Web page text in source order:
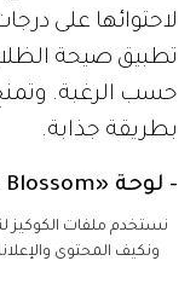
لاحتوائها على
تطبيق صيحة
حسب الرغبة. وتمنح
بطريقة جذابة.
«Guerlain»:نستخدم ملفات الكوكيز
ونكيف المحتوى